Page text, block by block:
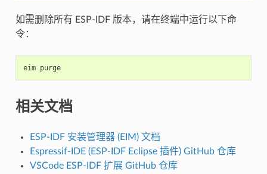
如需删除所有 ESP-IDF 版本，请在终端中运行以下命
令：
eim purge
相关文档
ESP-IDF 安装管理器 (EIM) 文档
Espressif-IDE (ESP-IDF Eclipse 插件) GitHub 仓库
VSCode ESP-IDF 扩展 GitHub 仓库